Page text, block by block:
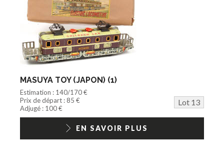
MASUYA TOY (JAPON) (1)
Estimation : 140/170 €
Prix de départ : 85 €
Lot 13
Adjugé : 100 €
EN SAVOIR PLUS